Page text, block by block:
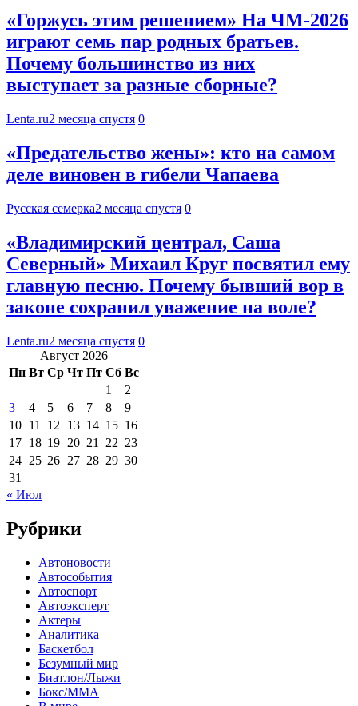
«Горжусь этим решением» На ЧМ-2026
играют семь пар родных братьев.
Почему большинство из них
выступает за разные сборные?
Lenta.ru2 месяца спустя 0
«Предательство жены»: кто на самом
деле виновен в гибели Чапаева
Русская семерка2 месяца спустя 0
«Владимирский централ, Саша
Северный» Михаил Круг посвятил ему
главную песню. Почему бывший вор в
законе сохранил уважение на воле?
Lenta.ru2 месяца спустя 0
Август 2026
Пн Вт Ср Чт Пт Сб Вс
1
2
3
4 5 6 7 8
9
10 11 12 13 14 15 16
17 18 19 20 21 22 23
24 25 26 27 28 29 30
31
« Июл
Рубрики
Автоновости
Автособытия
Автоспорт
Автоэксперт
Актеры
Аналитика
Баскетбол
Безумный мир
Биатлон/Лыжи
Бокс/MMA